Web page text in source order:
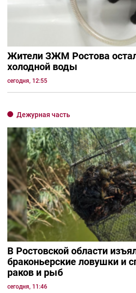
Жители ЗЖМ Ростова
холодной воды
сегодня, 12:55
Дежурная часть
В Ростовской области
браконьерские ловушки и
раков и рыб
сегодня, 11:46